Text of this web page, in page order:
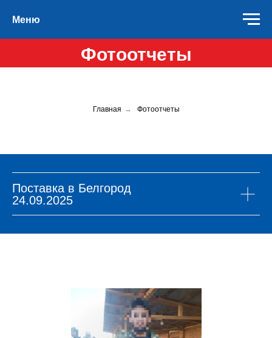
Меню
Фотоотчеты
Главная → Фотоотчеты
Поставка в Белгород
24.09.2025